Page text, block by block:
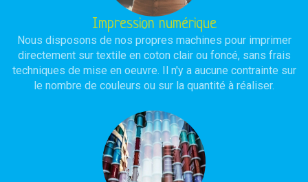
Impression numérique
Nous disposons de nos propres machines pour imprimer
directement sur textile en coton clair ou foncé, sans frais
techniques de mise en oeuvre. Il n'y a aucune contrainte sur
le nombre de couleurs ou sur la quantité à réaliser.